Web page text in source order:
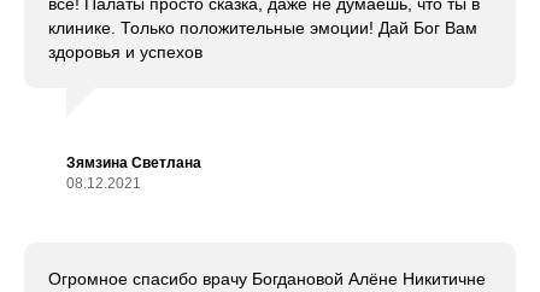
клинике. Только положительные эмоции! Дай Бог Вам
здоровья и успехов
Зямзина Светлана
08.12.2021
Огромное спасибо врачу Богдановой Алёне Никитичне